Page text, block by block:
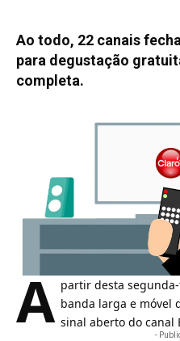
Ao todo, 22 canais
para degustação
completa.
A partir desta
banda larga e móvel
sinal aberto do canal
-